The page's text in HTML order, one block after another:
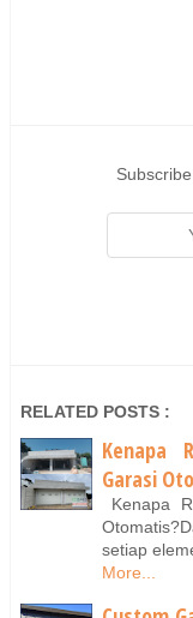
RELATED POSTS :
Kenapa
Garasi
Kenapa
setiap
More...